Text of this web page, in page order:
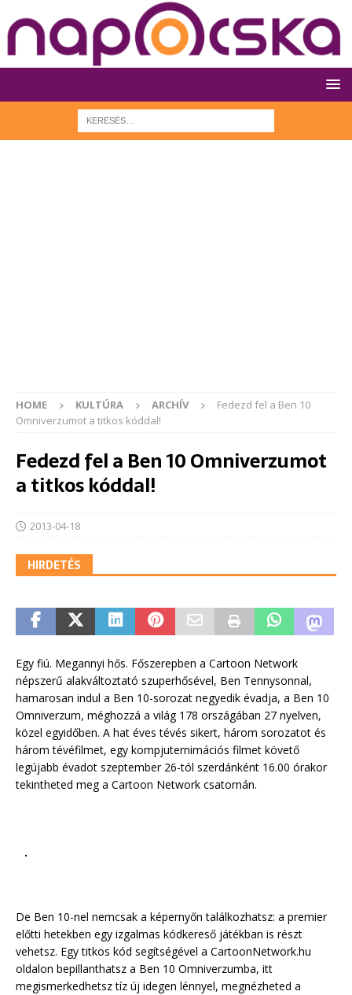
HOME KULTÚRA ARCHÍV
Fedezd fel a Ben 10
Omniverzumot a titkos kóddal!
Fedezd fel a Ben 10 Omniverzumot
a titkos kóddal!
2013-04-18
HIRDETÉS
Egy fiú. Megannyi hős. Főszerepben a Cartoon Network
népszerű alakváltoztató szuperhősével, Ben Tennysonnal,
hamarosan indul a Ben 10-sorozat negyedik évadja, a Ben 10
Omniverzum, méghozzá a világ 178 országában 27 nyelven,
közel egyidőben. A hat éves tévés sikert, három sorozatot és
három tévéfilmet, egy kompjuternimációs filmet követő
legújabb évadot szeptember 26-tól szerdánként 16.00 órakor
tekintheted meg a Cartoon Network csatornán.
De Ben 10-nel nemcsak a képernyőn találkozhatsz: a premier
előtti hetekben egy izgalmas kódkereső játékban is részt
vehetsz. Egy titkos kód segítségével a CartoonNetwork.hu
oldalon bepillanthatsz a Ben 10 Omniverzumba, itt
megismerkedhetsz tíz új idegen lénnyel, megnézheted a